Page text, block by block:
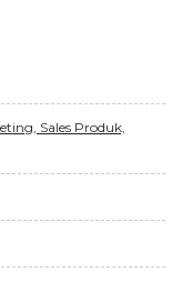
Sales Produk,